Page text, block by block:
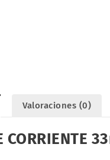
Valoraciones (0)
CORRIENTE